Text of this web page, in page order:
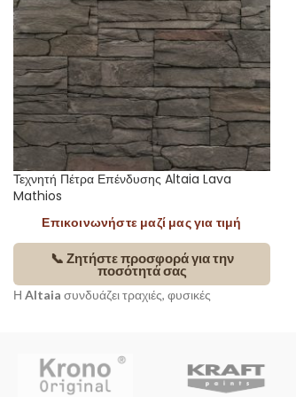
Τεχνητή Πέτρα Επένδυσης Altaia Lava
Mathios
Επικοινωνήστε μαζί μας για τιμή
📞 Ζητήστε προσφορά για την
ποσότητά σας
Η Altaia συνδυάζει τραχιές, φυσικές
διαχρονική κομψότητα. Με
διάταξη και ακανόνιστα τεμάχιαενταγμένα
σε ακριβές πλαίσιο, προσφέρει μοναδική